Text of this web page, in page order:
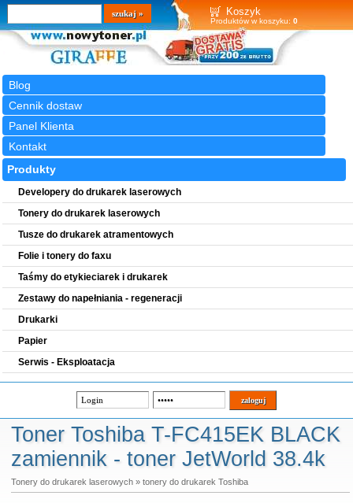
Koszyk
Produktów w koszyku: 0
Blog
Cennik dostaw
Panel Klienta
Kontakt
Wyszukiwarka
szukaj
Produkty
Developery do drukarek laserowych
Tonery do drukarek laserowych
Tusze do drukarek atramentowych
Folie i tonery do faxu
Taśmy do etykieciarek i drukarek
Zestawy do napełniania - regeneracji
Drukarki
Papier
Serwis - Eksploatacja
Toner Toshiba T-FC415EK BLACK
zamiennik - toner JetWorld 38.4k
Tonery do drukarek laserowych» tonery do drukarek Toshiba